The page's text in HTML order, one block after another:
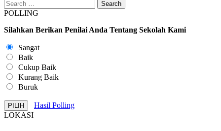
POLLING
Silahkan Berikan Penilai Anda Tentang Sekolah Kami
Sangat
Baik
Cukup Baik
Kurang Baik
Buruk
Hasil Polling
LOKASI